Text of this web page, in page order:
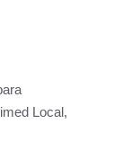
Local,